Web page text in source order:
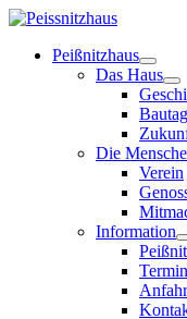
Peißnitzhaus
Das Haus
Die
Verein
Information